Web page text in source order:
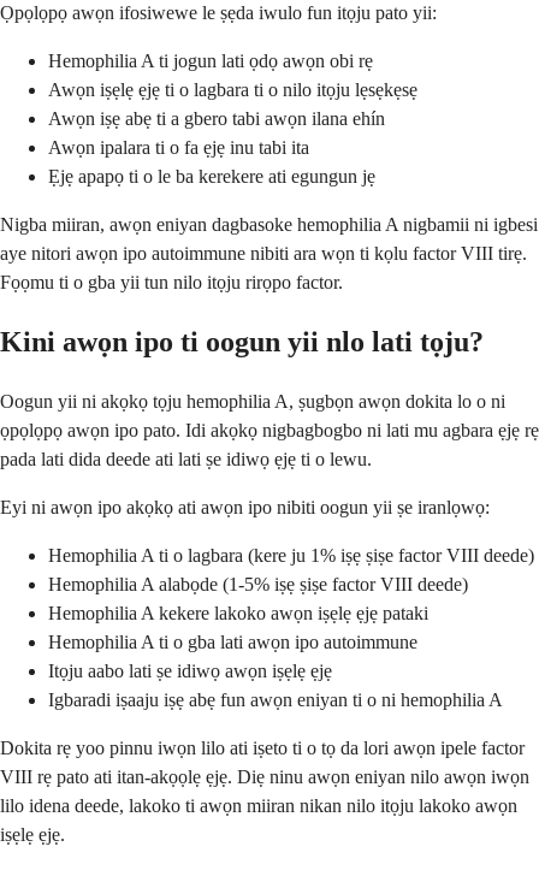
Ọpọlọpọ awọn ifosiwewe le ṣẹda iwulo fun itọju pato yii:
Hemophilia A ti jogun lati ọdọ awọn obi rẹ
Awọn iṣẹlẹ ẹjẹ ti o lagbara ti o nilo itọju lẹsẹkẹsẹ
Awọn iṣẹ abẹ ti a gbero tabi awọn ilana ehín
Awọn ipalara ti o fa ẹjẹ inu tabi ita
Ẹjẹ apapọ ti o le ba kerekere ati egungun jẹ
Nigba miiran, awọn eniyan dagbasoke hemophilia A nigbamii ni igbesi
aye nitori awọn ipo autoimmune nibiti ara wọn ti kọlu factor VIII tirẹ.
Fọọmu ti o gba yii tun nilo itọju rirọpo factor.
Kini awọn ipo ti oogun yii nlo lati tọju?
Oogun yii ni akọkọ tọju hemophilia A, ṣugbọn awọn dokita lo o ni
ọpọlọpọ awọn ipo pato. Idi akọkọ nigbagbogbo ni lati mu agbara ẹjẹ rẹ
pada lati dida deede ati lati ṣe idiwọ ẹjẹ ti o lewu.
Eyi ni awọn ipo akọkọ ati awọn ipo nibiti oogun yii ṣe iranlọwọ:
Hemophilia A ti o lagbara (kere ju 1% iṣẹ ṣiṣe factor VIII deede)
Hemophilia A alabọde (1-5% iṣẹ ṣiṣe factor VIII deede)
Hemophilia A kekere lakoko awọn iṣẹlẹ ẹjẹ pataki
Hemophilia A ti o gba lati awọn ipo autoimmune
Itọju aabo lati ṣe idiwọ awọn iṣẹlẹ ẹjẹ
Igbaradi iṣaaju iṣẹ abẹ fun awọn eniyan ti o ni hemophilia A
Dokita rẹ yoo pinnu iwọn lilo ati iṣeto ti o tọ da lori awọn ipele factor
VIII rẹ pato ati itan-akọọlẹ ẹjẹ. Diẹ ninu awọn eniyan nilo awọn iwọn
lilo idena deede, lakoko ti awọn miiran nikan nilo itọju lakoko awọn
iṣẹlẹ ẹjẹ.